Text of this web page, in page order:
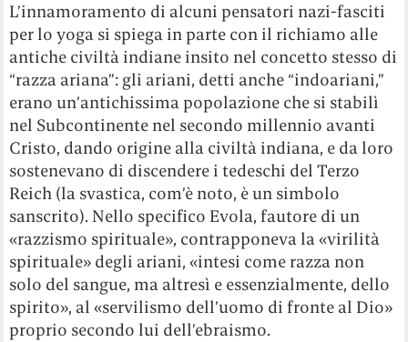
L’innamoramento di alcuni pensatori nazi-fasciti
per lo yoga si spiega in parte con il richiamo alle
antiche civiltà indiane insito nel concetto stesso di
“razza ariana”: gli ariani, detti anche “indoariani,”
erano un’antichissima popolazione che si stabilì
nel Subcontinente nel secondo millennio avanti
Cristo, dando origine alla civiltà indiana, e da loro
sostenevano di discendere i tedeschi del Terzo
Reich (la svastica, com’è noto, è un simbolo
sanscrito). Nello specifico Evola, fautore di un
«razzismo spirituale», contrapponeva la «virilità
spirituale» degli ariani, «intesi come razza non
solo del sangue, ma altresì e essenzialmente, dello
spirito», al «servilismo dell’uomo di fronte al Dio»
proprio secondo lui dell’ebraismo.